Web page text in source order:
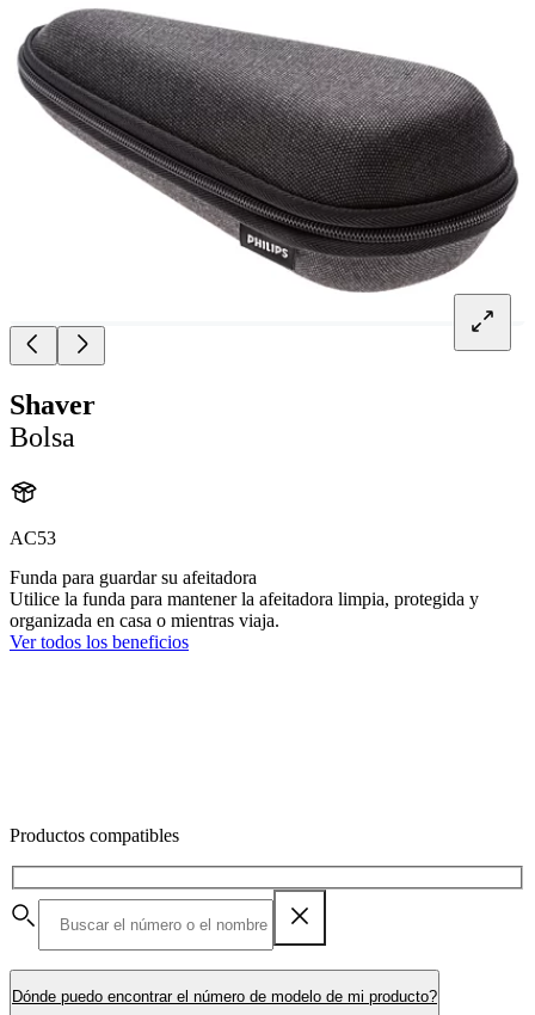
Shaver
Bolsa
AC53
Funda para guardar su afeitadora
Utilice la funda para mantener la afeitadora limpia, protegida y
organizada en casa o mientras viaja.
Ver todos los beneficios
Productos compatibles
Dónde puedo encontrar el número de modelo de mi producto?